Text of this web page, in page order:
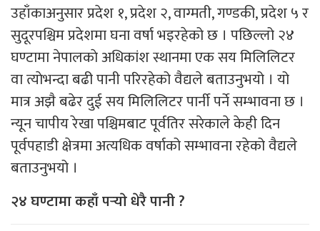
उहाँकाअनुसार प्रदेश १, प्रदेश २, वाग्मती, गण्डकी, प्रदेश ५ र
सुदूरपश्चिम प्रदेशमा घना वर्षा भइरहेको छ । पछिल्लो २४
घण्टामा नेपालकाे अधिकांश स्थानमा एक सय मिलिलिटर
वा त्याेभन्दा बढी पानी परिरहेको वैद्यले बताउनुभयो । यो
मात्र अझै बढेर दुई सय मिलिलिटर पार्नी पर्ने सम्भावना छ ।
न्यून चापीय रेखा पश्चिमबाट पूर्वतिर सरेकाले केही दिन
पूर्वपहाडी क्षेत्रमा अत्यधिक वर्षाको सम्भावना रहेको वैद्यले
बताउनुभयो ।
२४ घण्टामा कहाँ पर्‍याे धेरै पानी ?